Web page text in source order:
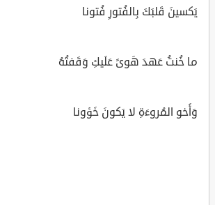
يَكسينَ قَلبَكَ بِالفُتورِ فُتونا
ما خُنتُ عَهدَ هَوىً عَلَيكِ وَقَفتُهُ
وَأَخو المُروءَةِ لا يَكونَ خَؤونا